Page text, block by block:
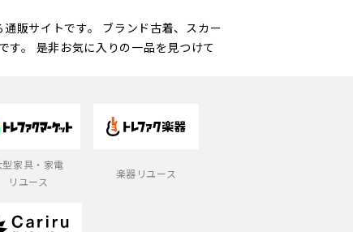
販サイトです。 ブランド古着、スカー
す。 是非お気に入りの一品を見つけて
型家具・家電
リユース
楽器リユース